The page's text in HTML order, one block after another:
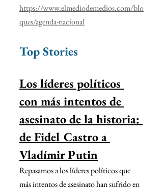
https://www.elmediodemedios.com/blo
ques/agenda-nacional
Top Stories
Los líderes políticos
con más intentos de
asesinato de la historia:
de Fidel Castro a
Vladímir Putin
Repasamos a los líderes políticos que
más intentos de asesinato han sufrido en